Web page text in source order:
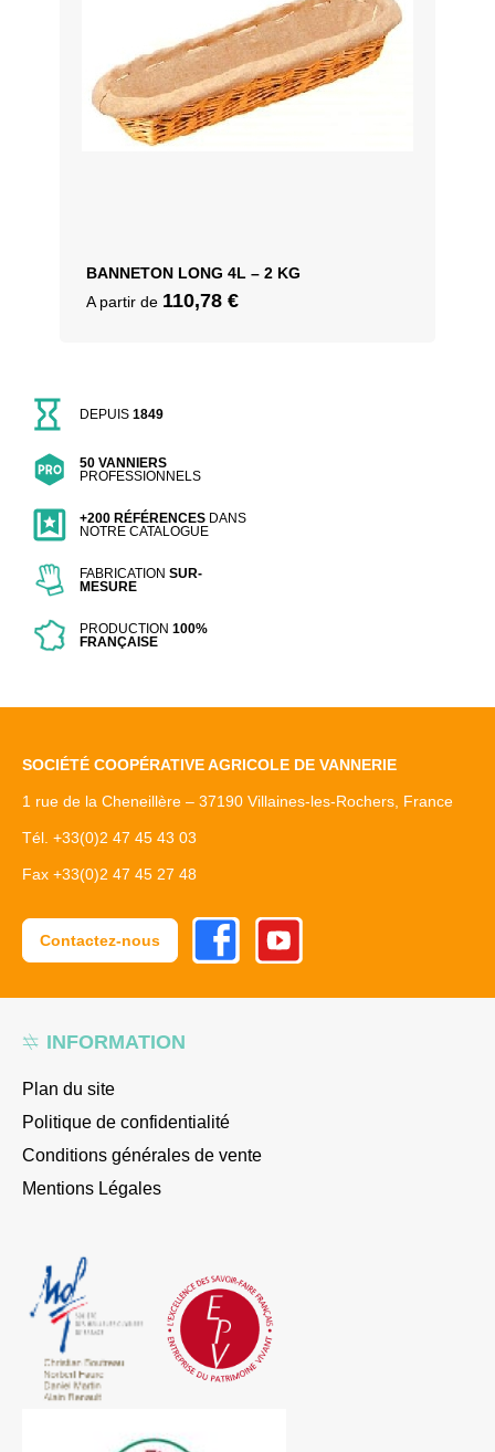
BANNETON LONG 4L – 2 KG
A partir de 110,78 €
DEPUIS1849
50 VANNIERS
PROFESSIONNELS
+200 RÉFÉRENCES DANS
NOTRE CATALOGUE
FABRICATIONSUR-
MESURE
PRODUCTION100%
FRANÇAISE
INFORMATION
Plan du site
Politique de confidentialité
Conditions générales de vente
Mentions Légales
SOCIÉTÉ COOPÉRATIVE AGRICOLE DE VANNERIE
1 rue de la Cheneillère – 37190 Villaines-les-Rochers, France
Tél. +33(0)2 47 45 43 03
Fax +33(0)2 47 45 27 48
Contactez-nous
FacebookYoutube